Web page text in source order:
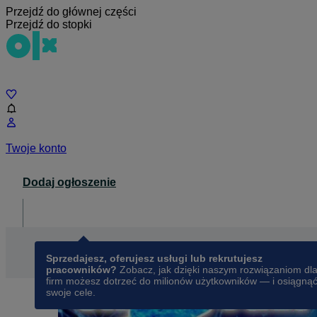
Przejdź do głównej części
Przejdź do stopki
Twoje konto
Dodaj ogłoszenie
Sprzedajesz, oferujesz usługi lub rekrutujesz
pracowników? Zobacz, jak dzięki naszym rozwiązaniom dla
firm możesz dotrzeć do milionów użytkowników — i osiągnąć
swoje cele.